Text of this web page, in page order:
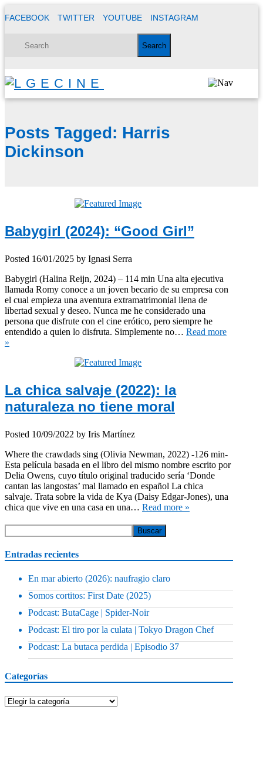
FACEBOOK TWITTER YOUTUBE INSTAGRAM
Posts Tagged: Harris
Dickinson
Babygirl (2024): “Good Girl”
Posted 16/01/2025 by Ignasi Serra
Babygirl (Halina Reijn, 2024) – 114 min Una alta ejecutiva
llamada Romy conoce a un joven becario de su empresa con
el cual empieza una aventura extramatrimonial llena de
libertad sexual y deseo. Nunca me he considerado una
persona que disfrute con el cine erótico, pero siempre he
entendido a quien lo disfruta. Simplemente no… Read more
»
La chica salvaje (2022): la
naturaleza no tiene moral
Posted 10/09/2022 by Iris Martínez
Where the crawdads sing (Olivia Newman, 2022) -126 min-
Esta película basada en el libro del mismo nombre escrito por
Delia Owens, cuyo título original traducido sería ‘Donde
cantan las langostas’ mal llamado en español La chica
salvaje. Trata sobre la vida de Kya (Daisy Edgar-Jones), una
chica que vive en una casa en una… Read more »
Entradas recientes
En mar abierto (2026): naufragio claro
Somos cortitos: First Date (2025)
Podcast: ButaCage | Spider-Noir
Podcast: El tiro por la culata | Tokyo Dragon Chef
Podcast: La butaca perdida | Episodio 37
Categorías
Categorías